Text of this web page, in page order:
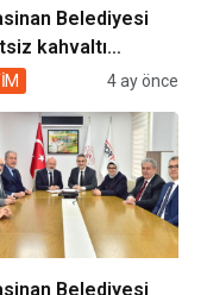
Belediyesi
kahvaltı
projesi
4 ay önce
Belediyesi